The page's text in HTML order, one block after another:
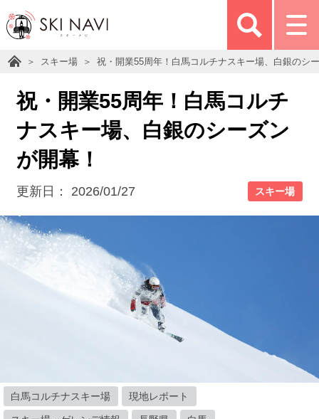
スキー場 祝・開業55周年！白馬コルチナスキー場、白銀のシ
祝・開業55周年！白馬コルチ
ナスキー場、白銀のシーズン
が開幕！
更新日： 2026/01/27 スキー場
白馬コルチナスキー場 現地レポート